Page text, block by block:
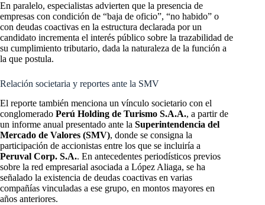
En paralelo, especialistas advierten que la presencia de
empresas con condición de “baja de oficio”, “no habido” o
con deudas coactivas en la estructura declarada por un
candidato incrementa el interés público sobre la trazabilidad de
su cumplimiento tributario, dada la naturaleza de la función a
la que postula.
Relación societaria y reportes ante la SMV
El reporte también menciona un vínculo societario con el
conglomerado Perú Holding de Turismo S.A.A., a partir de
un informe anual presentado ante la Superintendencia del
Mercado de Valores (SMV), donde se consigna la
participación de accionistas entre los que se incluiría a
Peruval Corp. S.A.. En antecedentes periodísticos previos
sobre la red empresarial asociada a López Aliaga, se ha
señalado la existencia de deudas coactivas en varias
compañías vinculadas a ese grupo, en montos mayores en
años anteriores.